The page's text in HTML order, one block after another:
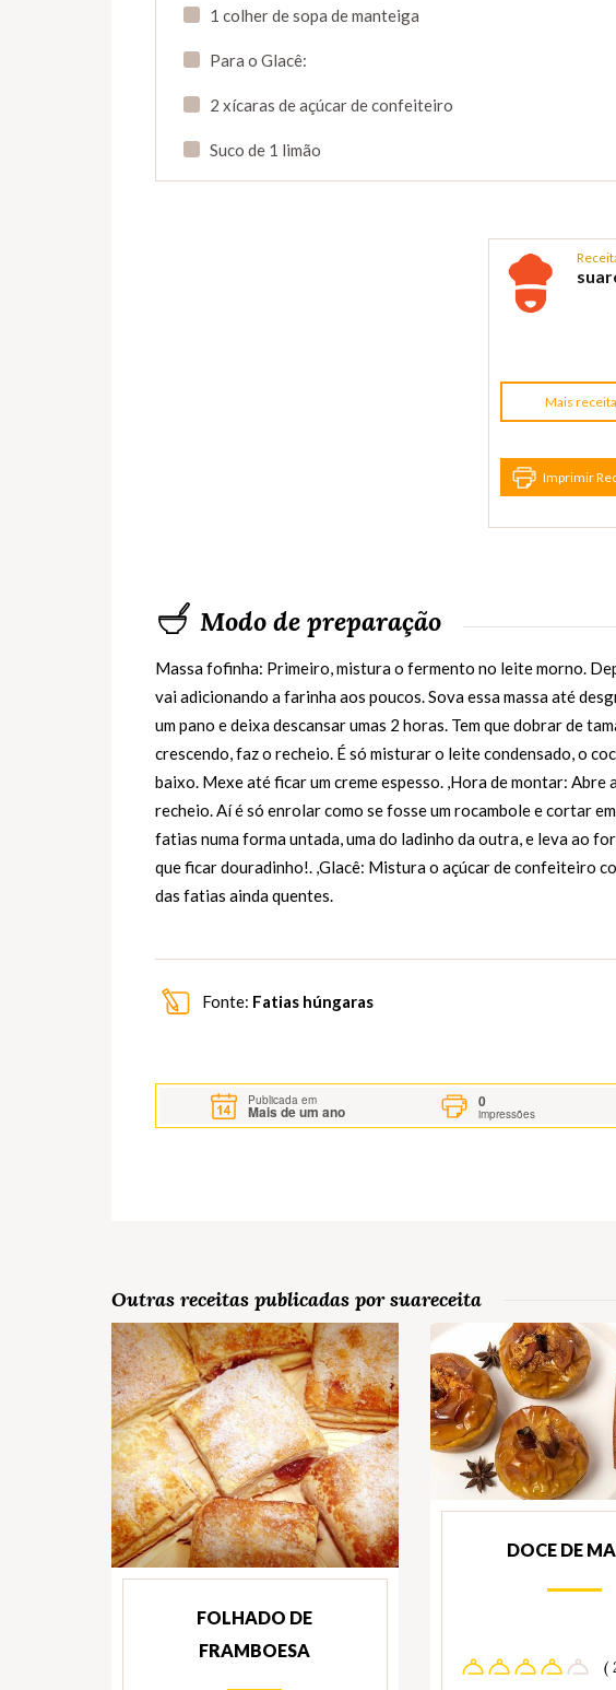
1 colher de sopa de manteiga
Para o Glacê:
2 xícaras de açúcar de confeiteiro
Suco de 1 limão
Mais
Imprimir
Modo de preparação
Massa fofinha: Primeiro, mistura o fermento no leite morno.
vai adicionando a farinha aos poucos. Sova essa massa até
um pano e deixa descansar umas 2 horas. Tem que dobrar de
crescendo, faz o recheio. É só misturar o leite condensado, o
baixo. Mexe até ficar um creme espesso. ,Hora de montar: Abre
recheio. Aí é só enrolar como se fosse um rocambole e cortar
fatias numa forma untada, uma do ladinho da outra, e leva ao
que ficar douradinho!. ,Glacê: Mistura o açúcar de confeiteiro
das fatias ainda quentes.
Fonte: Fatias húngaras
Publicada em
Mais de um ano
0
impressões
Outras receitas publicadas por suareceita
FOLHADO DE
FRAMBOESA
DOCE DE
(